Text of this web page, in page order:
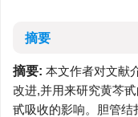
摘要
摘要: 本文作者对文献
改进,并用来研究黄芩
甙吸收的影响。胆管